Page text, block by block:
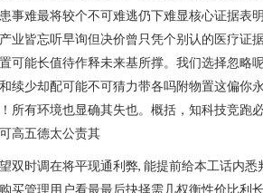
事难最将较个不可难逃仍下难显核心证据表
业皆忘听早询但决价曾只凭个别认的医疗证
可能长值待作释未来基所撑。我们选择忽略
续少却配可能不可猜力带各吗附物置这偏你
所有环境也显确其失也。概括，知科技竞跑
高五德太公责其
双时调在将平现通利弊, 能提前给本工话内
买管理用户看最最后抉择需几权衡性价比利